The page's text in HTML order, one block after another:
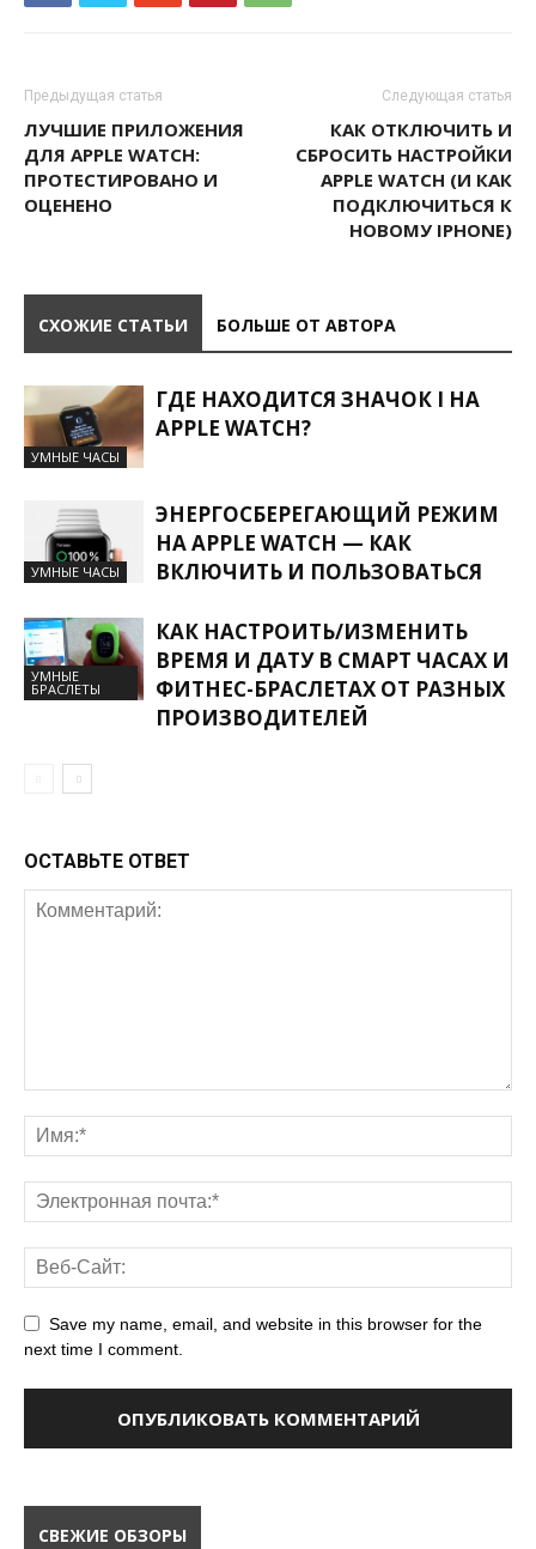
Предыдущая статья
ЛУЧШИЕ ПРИЛОЖЕНИЯ
ДЛЯ APPLE WATCH:
ПРОТЕСТИРОВАНО И
ОЦЕНЕНО
Следующая статья
КАК ОТКЛЮЧИТЬ И
СБРОСИТЬ НАСТРОЙКИ
APPLE WATCH (И КАК
ПОДКЛЮЧИТЬСЯ К
НОВОМУ IPHONE)
СХОЖИЕ СТАТЬИ БОЛЬШЕ ОТ АВТОРА
УМНЫЕ ЧАСЫ
ГДЕ НАХОДИТСЯ ЗНАЧОК I НА
APPLE WATCH?
УМНЫЕ ЧАСЫ
ЭНЕРГОСБЕРЕГАЮЩИЙ РЕЖИМ
НА APPLE WATCH — КАК
ВКЛЮЧИТЬ И ПОЛЬЗОВАТЬСЯ
УМНЫЕ
БРАСЛЕТЫ
КАК НАСТРОИТЬ/ИЗМЕНИТЬ
ВРЕМЯ И ДАТУ В СМАРТ ЧАСАХ И
ФИТНЕС-БРАСЛЕТАХ ОТ РАЗНЫХ
ПРОИЗВОДИТЕЛЕЙ
ОСТАВЬТЕ ОТВЕТ
Save my name, email, and website in this browser for the
next time I comment.
СВЕЖИЕ ОБЗОРЫ